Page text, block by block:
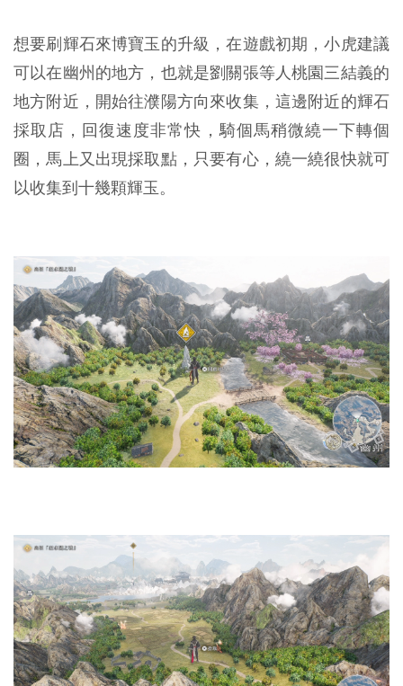
想要刷輝石來博寶玉的升級，在遊戲初期，小虎建議
可以在幽州的地方，也就是劉關張等人桃園三結義的
地方附近，開始往濮陽方向來收集，這邊附近的輝石
採取店，回復速度非常快，騎個馬稍微繞一下轉個
圈，馬上又出現採取點，只要有心，繞一繞很快就可
以收集到十幾顆輝玉。